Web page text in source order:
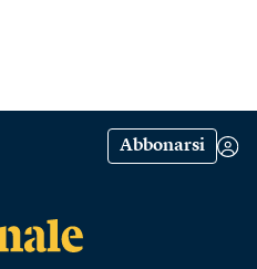
Abbonarsi